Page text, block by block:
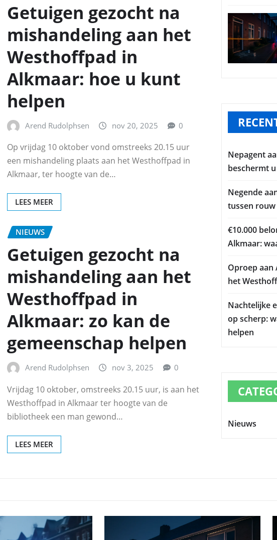
Getuigen gezocht na
mishandeling aan het
Westhoffpad in
Alkmaar: hoe u kunt
helpen
Arend Rudolphsen nov 20, 2025 0
Op vrijdag 10 oktober vond omstreeks 20.15 uur
een mishandeling plaats aan het Westhoffpad in
Alkmaar, ter hoogte van de…
LEES MEER
NIEUWS
Getuigen gezocht na
mishandeling aan het
Westhoffpad in
Alkmaar: zo kan de
gemeenschap helpen
Arend Rudolphsen nov 3, 2025 0
Vrijdag 10 oktober, omstreeks 20.15 uur, is aan het
Westhoffpad in Alkmaar ter hoogte van de
bibliotheek een man gewond…
LEES MEER
Nepagent
beschermt
Negende
tussen
€10.000
Alkmaar:
Oproep aan
het
Nachtelijke
op scherp:
helpen
Nieuws